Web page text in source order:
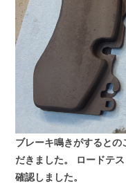
ブレーキ鳴きがすると
だきました。
ロードテ
確認しました。